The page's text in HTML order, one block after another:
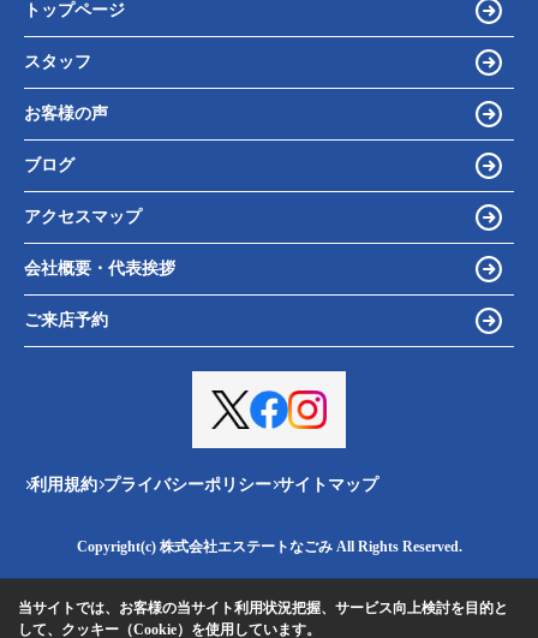
トップページ
スタッフ
お客様の声
ブログ
アクセスマップ
会社概要・代表挨拶
ご来店予約
利用規約 プライバシーポリシー サイトマップ
Copyright(c) 株式会社エステートなごみ All Rights Reserved.
当サイトでは、お客様の当サイト利用状況把握、サービス向上検討を目的と
して、クッキー（Cookie）を使用しています。